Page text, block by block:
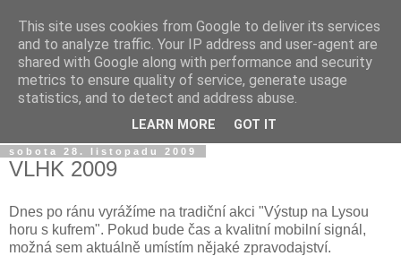
Jirkův blog
Na tento blog posílám fotky a videa z mobilu a taky sem
občas píšu jen tak...
sobota 28. listopadu 2009
VLHK 2009
Dnes po ránu vyrážíme na tradiční akci "Výstup na Lysou
horu s kufrem". Pokud bude čas a kvalitní mobilní signál,
možná sem aktuálně umístím nějaké zpravodajství.
This site uses cookies from Google to deliver its services
and to analyze traffic. Your IP address and user-agent are
shared with Google along with performance and security
metrics to ensure quality of service, generate usage
statistics, and to detect and address abuse.
LEARN MORE GOT IT